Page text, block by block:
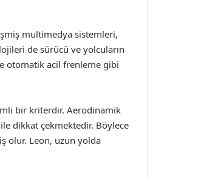
multimedya sistemleri,
de sürücü ve yolcuların
otomatik acil frenleme gibi
bir kriterdir. Aerodinamik
dikkat çekmektedir. Böylece
olur. Leon, uzun yolda